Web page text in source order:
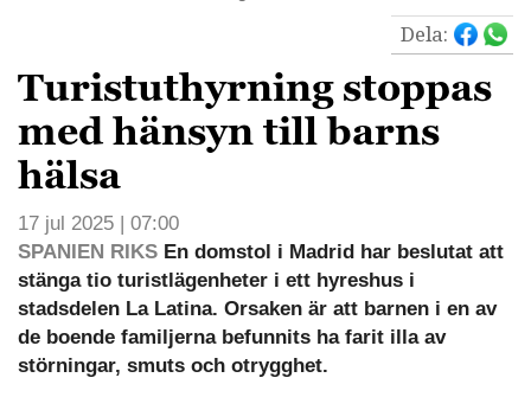
Dela:
Turistuthyrning stoppas
med hänsyn till barns
hälsa
17 jul 2025 | 07:00
SPANIEN RIKS En domstol i Madrid har beslutat att
stänga tio turistlägenheter i ett hyreshus i
stadsdelen La Latina. Orsaken är att barnen i en av
de boende familjerna befunnits ha farit illa av
störningar, smuts och otrygghet.